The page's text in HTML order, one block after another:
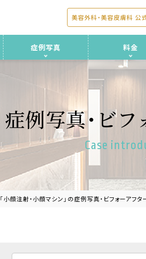
美容外科・美容皮膚科 公
症例写真 料金
症例写真・ビ
Case
「小顔注射・小顔マシン」の症例写真・ビフォーアフタ